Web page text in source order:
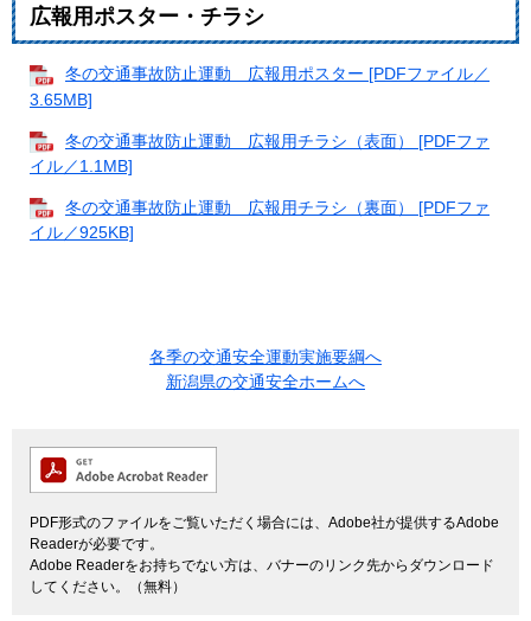
広報用ポスター・チラシ
冬の交通事故防止運動 広報用ポスター [PDFファイル／
3.65MB]
冬の交通事故防止運動 広報用チラシ（表面） [PDFファ
イル／1.1MB]
冬の交通事故防止運動 広報用チラシ（裏面） [PDFファ
イル／925KB]
各季の交通安全運動実施要綱へ
新潟県の交通安全ホームへ
PDF形式のファイルをご覧いただく場合には、Adobe社が提供するAdobe
Readerが必要です。
Adobe Readerをお持ちでない方は、バナーのリンク先からダウンロード
してください。（無料）